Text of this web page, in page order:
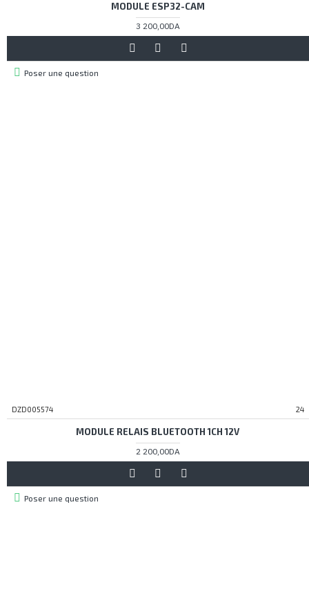
MODULE ESP32-CAM
3 200,00DA
Poser une question
DZD005574 24
MODULE RELAIS BLUETOOTH 1CH 12V
2 200,00DA
Poser une question